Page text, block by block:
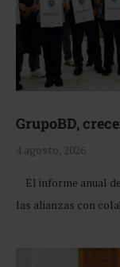
GrupoBD,
4 agosto, 2026
El informe anual
las alianzas con